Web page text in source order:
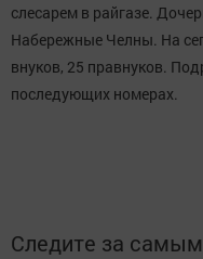
слесарем в райгазе.
Набережные Челны. На
внуков, 25 правнуков.
последующих номерах.
Следите за